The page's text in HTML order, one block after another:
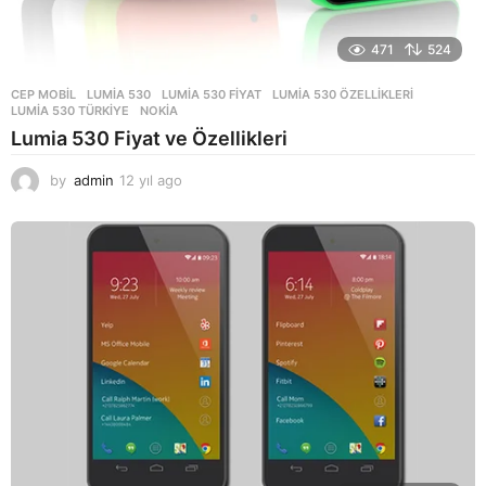
471 524
CEP MOBIL LUMIA 530 ,LUMIA 530 FIYAT ,LUMIA 530 ÖZELLIKLERI
LUMIA 530 TÜRKIYE
,NOKIA
Lumia 530 Fiyat ve Özellikleri
by admin 12 yıl ago
y
l
a
g
o